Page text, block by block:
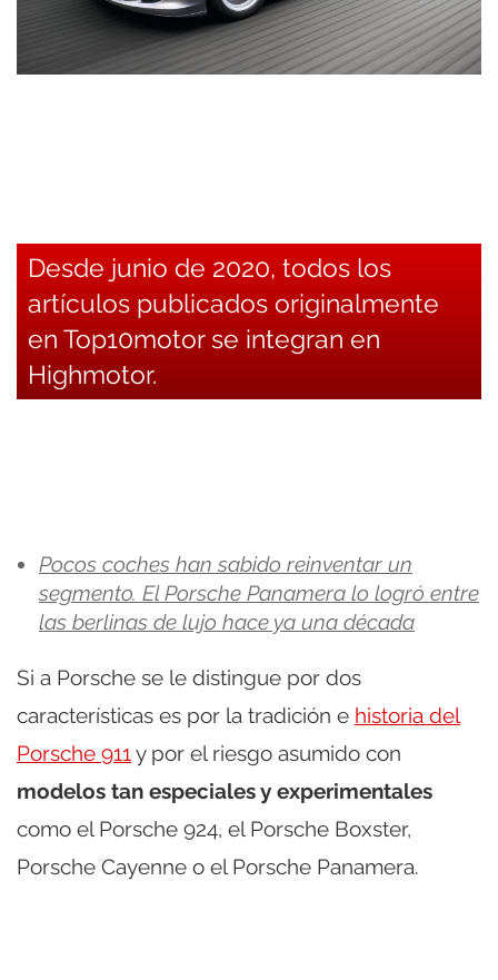
Desde junio de 2020, todos los
artículos publicados originalmente
en Top10motor se integran en
Highmotor.
Pocos coches han sabido reinventar un
segmento. El Porsche Panamera lo logró entre
las berlinas de lujo hace ya una década
Si a Porsche se le distingue por dos
características es por la tradición e historia del
Porsche 911y por el riesgo asumido con
modelos tan especiales y experimentales
como el Porsche 924, el Porsche Boxster,
Porsche Cayenne o el Porsche Panamera.